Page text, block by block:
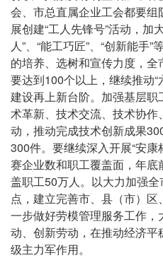
会、市总直属企业工会都要
展创建“工人先锋号”活动，加
人”、“能工巧匠”、“创新能手
的培养、选树和宣传力度，
要达到100个以上，继续推动
建设再上新台阶。加强基层
术革新、技术交流、技术协
动，推动完成技术创新成果
300件。要继续深入开展“安
赛企业数和职工覆盖面，年
盖职工50万人。以大力加强
点，建立完善市、县（市）
一步做好劳模管理服务工作
动、创新劳动，在推动经济
级主力军作用。